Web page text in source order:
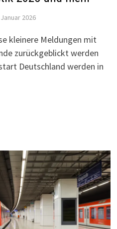
2026
kleinere Meldungen mit
zurückgeblickt werden
Deutschland werden in